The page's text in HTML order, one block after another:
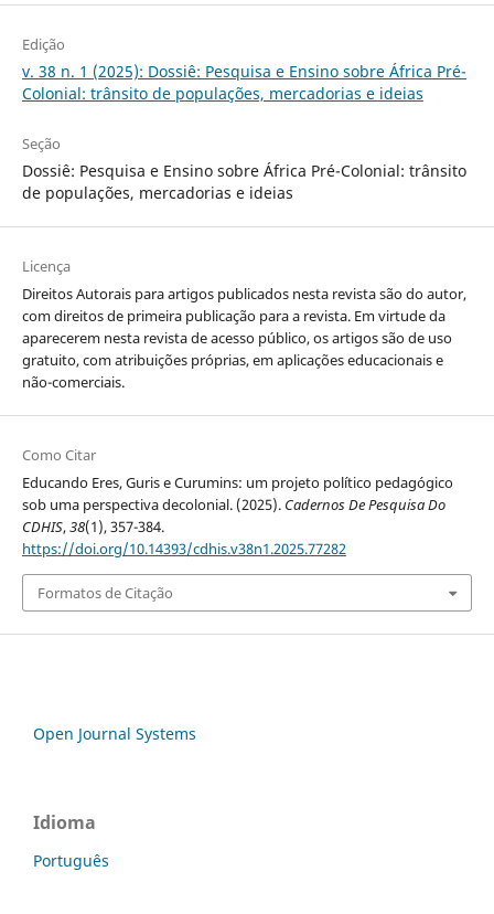
Edição
v. 38 n. 1 (2025): Dossiê: Pesquisa e Ensino sobre África Pré-
Colonial: trânsito de populações, mercadorias e ideias
Seção
Dossiê: Pesquisa e Ensino sobre África Pré-Colonial: trânsito
de populações, mercadorias e ideias
Licença
Direitos Autorais para artigos publicados nesta revista são do autor,
com direitos de primeira publicação para a revista. Em virtude da
aparecerem nesta revista de acesso público, os artigos são de uso
gratuito, com atribuições próprias, em aplicações educacionais e
não-comerciais.
Como Citar
Educando Eres, Guris e Curumins: um projeto político pedagógico
sob uma perspectiva decolonial. (2025). Cadernos De Pesquisa Do
CDHIS,38(1), 357-384.
https://doi.org/10.14393/cdhis.v38n1.2025.77282
Formatos de Citação
Open Journal Systems
Idioma
Português